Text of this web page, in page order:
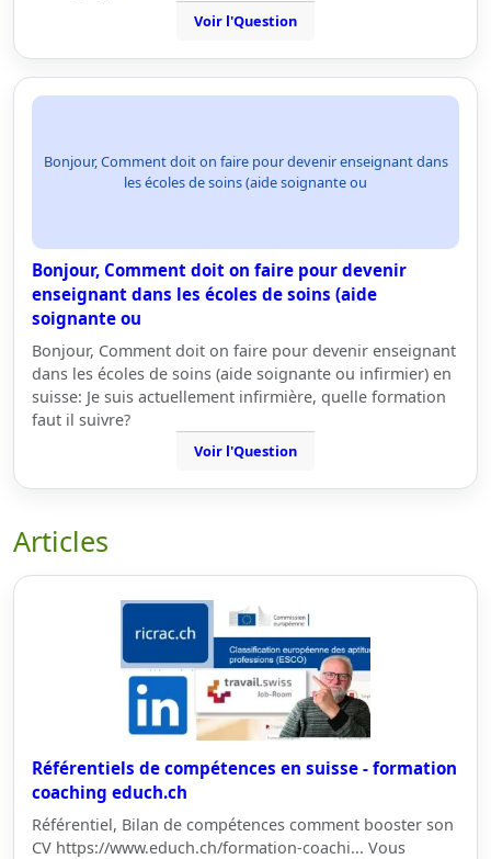
Voir l'Question
Bonjour, Comment doit on faire pour devenir enseignant dans
les écoles de soins (aide soignante ou
Bonjour, Comment doit on faire pour devenir
enseignant dans les écoles de soins (aide
soignante ou
Bonjour, Comment doit on faire pour devenir enseignant
dans les écoles de soins (aide soignante ou infirmier) en
suisse: Je suis actuellement infirmière, quelle formation
faut il suivre?
Voir l'Question
Articles
Référentiels de compétences en suisse - formation
coaching educh.ch
Référentiel, Bilan de compétences comment booster son
CV https://www.educh.ch/formation-coachi... Vous